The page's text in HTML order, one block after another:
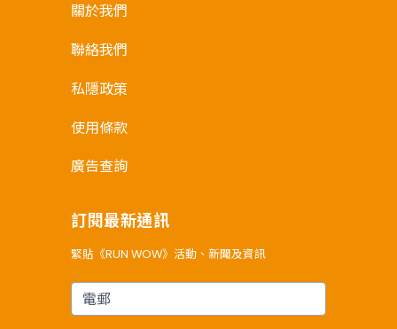
關於我們
聯絡我們
私隱政策
使用條款
廣告查詢
訂閱最新通訊
緊貼《RUN WOW》活動、新聞及資訊
電郵